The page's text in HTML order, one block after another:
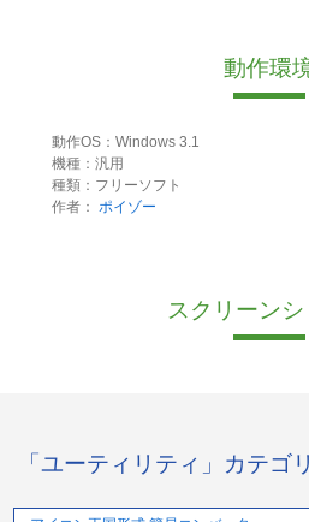
動作環
動作OS：Windows 3.1
機種：汎用
種類：フリーソフト
作者： ポイゾー
スクリーンシ
「ユーティリティ」カテゴ